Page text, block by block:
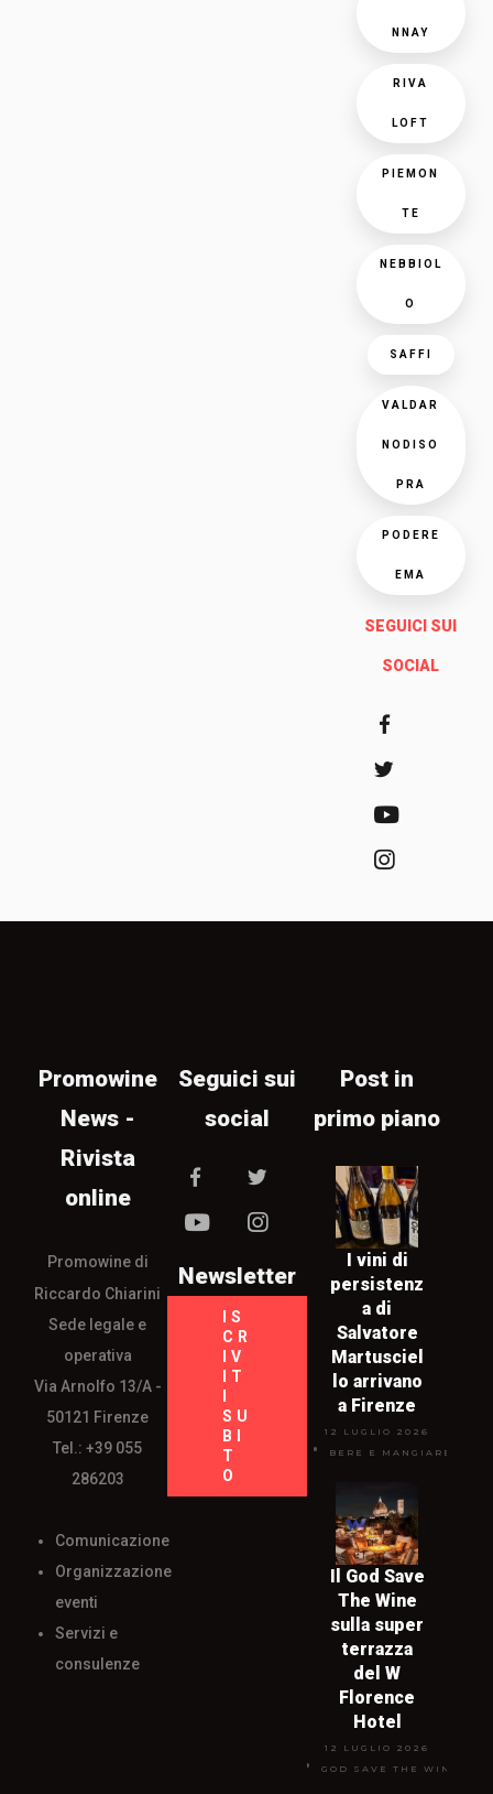
NNAY
RIVA
LOFT
PIEMON
TE
NEBBIOL
O
SAFFI
VALDAR
NODISO
PRA
PODERE
EMA
SEGUICI SUI
SOCIAL
Promowine
News -
Rivista
online
Promowine di
Riccardo Chiarini
Sede legale e
operativa
Via Arnolfo 13/A -
50121 Firenze
Tel.: +39 055
286203
Comunicazione
Organizzazione
eventi
Servizi e
consulenze
Seguici sui
social
Newsletter
IS
CR
IV
IT
SU
BI
T
O
Post in
primo piano
I vini di
persistenz
a di
Salvatore
Martusciel
lo arrivano
a Firenze
12 LUGLIO 2026
BERE E MANGIARE
Il God Save
The Wine
sulla super
terrazza
del W
Florence
Hotel
12 LUGLIO 2026
GOD SAVE THE WINE